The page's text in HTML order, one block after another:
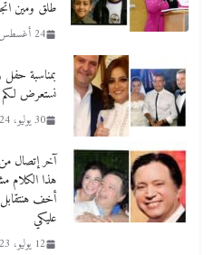
طلق ومين
24 أغسطس، 2025
بمناسبة
نستعرض لكم
30 يوليو، 2024
آخر إتصال
هذا الكلام
أخف
عليكي
12 يوليو، 2023